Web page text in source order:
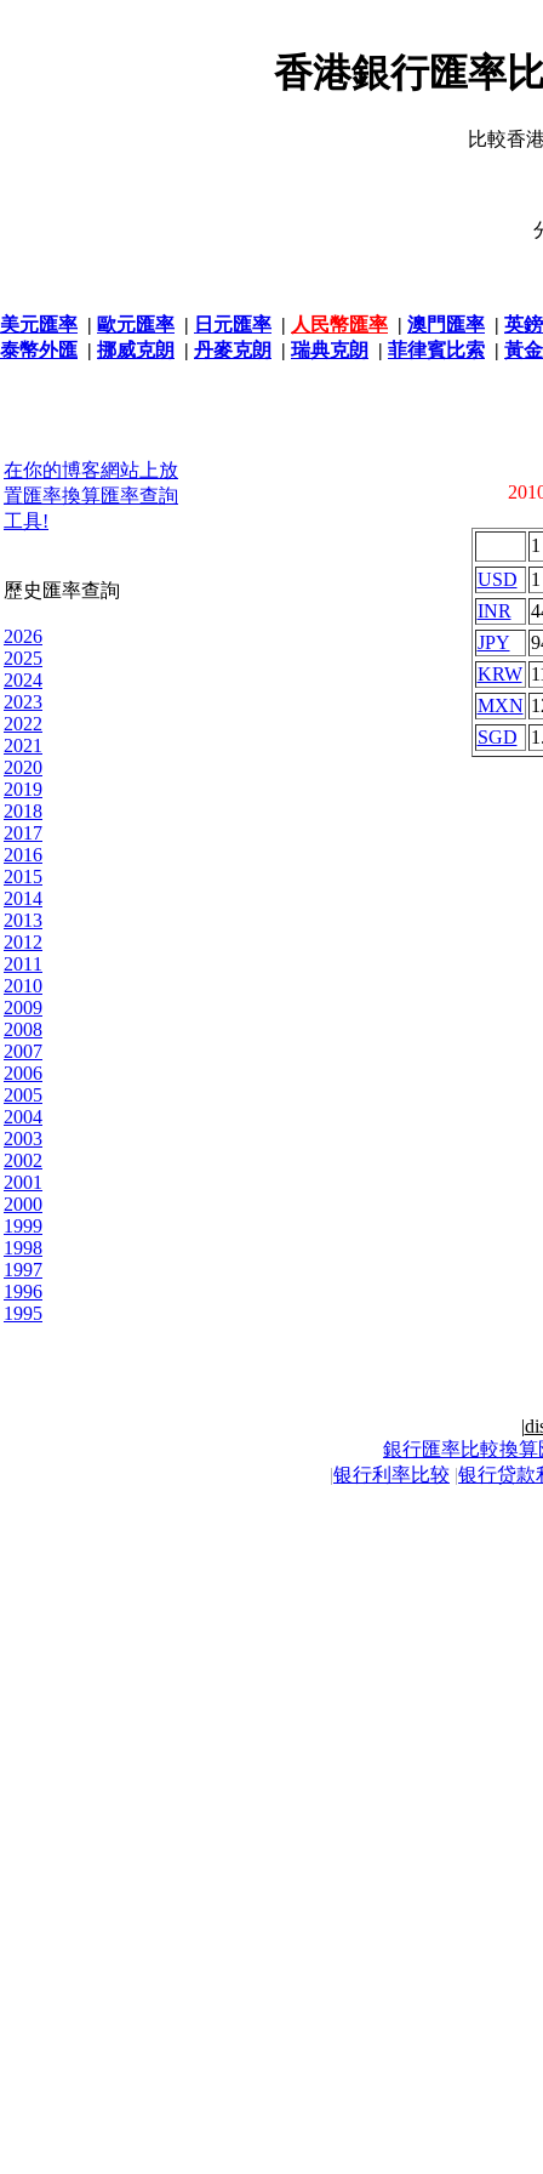
香港銀行匯率
比較香
美元匯率 | 歐元匯率 | 日元匯率 | 人民幣匯率 | 澳門匯率 | 英
泰幣外匯 | 挪威克朗 | 丹麥克朗 | 瑞典克朗 | 菲律賓比索 | 黃
在你的博客網站上放
置匯率換算匯率查詢
工具!
歷史匯率查詢
2026
2025
2024
2023
2022
2021
2020
2019
2018
2017
2016
2015
2014
2013
2012
2011
2010
2009
2008
2007
2006
2005
2004
2003
2002
2001
2000
1999
1998
1997
1996
1995
USD
1
INR
JPY
KRW
MXN
SGD
|
銀行匯率比較換算
|银行利率比较 |银行贷款